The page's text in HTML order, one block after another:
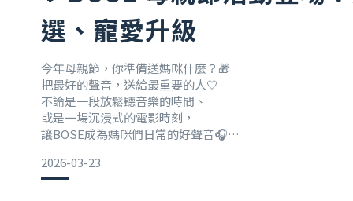
原價 $9,500 → 特價 $8,100
🔊揚聲器專區▪️Soun
選、寵愛升級
今年母親節，你準備送媽咪什麼？🎁
把最好的聲音，送給最重要的人🤍
不論是一段放鬆聽音樂的時間、
或是一場沉浸式的電影時刻，
讓BOSE成為媽咪們日常的好聲音🎧
BOSE 母親節百貨檔期登場💗
多款人氣揚聲器與耳機推出限定優惠價✨
2026-03-23